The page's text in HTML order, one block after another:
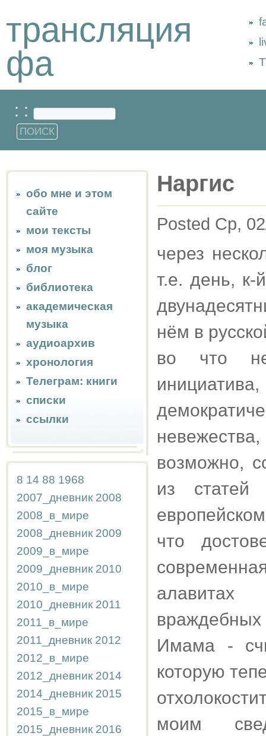
трансляция
фа
: :
обо мне и этом
сайте
мои тексты
моя музыка
блог
библиотека
академическая
музыка
аудиоархив
хронология
Телеграм: книги
списки
ссылки
8 14 88 1968
2007_дневник 2008
2008_в_мире
2008_дневник 2009
2009_в_мире
2009_дневник 2010
2010_в_мире
2010_дневник 2011
2011_в_мире
2011_дневник 2012
2012_в_мире
2012_дневник 2014
2014_дневник 2015
2015_в_мире
2015_дневник 2016
Наргис
Posted Ср,
через
т.е. день,
нём в
во что
возможно,
из
что
Имама -
которую
моим